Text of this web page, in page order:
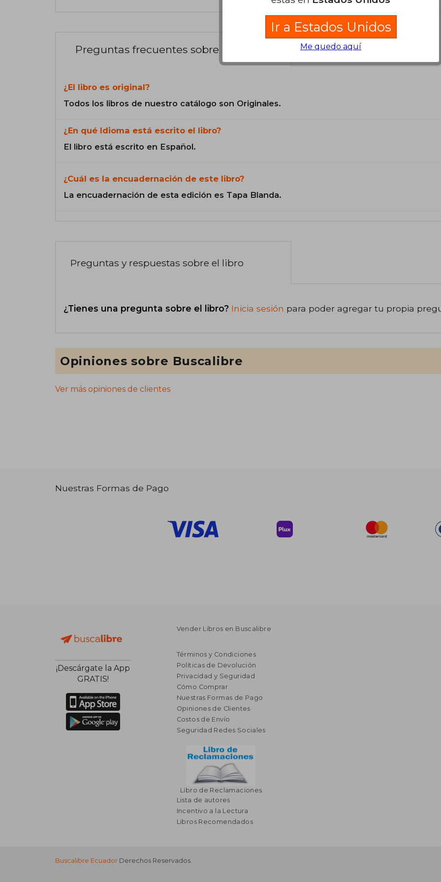
Preguntas frecuentes sobre el libro
¿El libro es original?
Todos los libros de nuestro catálogo son Originales.
¿En qué Idioma está escrito el libro?
El libro está escrito en Español.
¿Cuál es la encuadernación de este libro?
La encuadernación de esta edición es Tapa Blanda.
Preguntas y respuestas sobre el libro
¿Tienes una pregunta sobre el libro? Inicia sesión para poder agregar tu propia
Opiniones sobre Buscalibre
Ver más opiniones de clientes
Nuestras Formas de Pago
¡Descárgate la App
GRATIS!
Vender Libros en Buscalibre
Términos y Condiciones
Políticas de Devolución
Privacidad y Seguridad
Cómo Comprar
Nuestras Formas de Pago
Opiniones de Clientes
Costos de Envío
Seguridad Redes Sociales
Libro de Reclamaciones
Lista de autores
Incentivo a la Lectura
Libros Recomendados
Buscalibre Ecuador Derechos Reservados.
Ir a Estados Unidos
Me quedo aquí